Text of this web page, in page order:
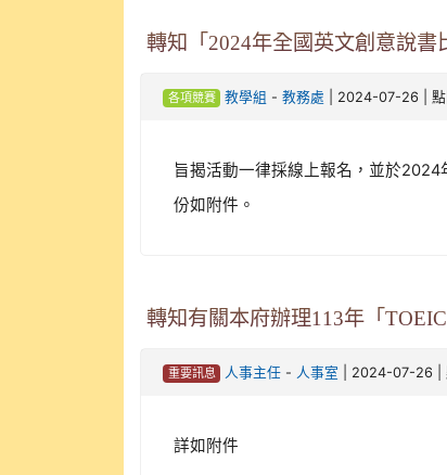
轉知「2024年全國英文創意說書
各項競賽 教學組 -教務處 | 2024-07-26 | 點
旨揭活動一律採線上報名，並於
份如附件。
轉知有關本府辦理113年「
重要訊息 人事主任 - 人事室 | 2024-07-26 |
詳如附件